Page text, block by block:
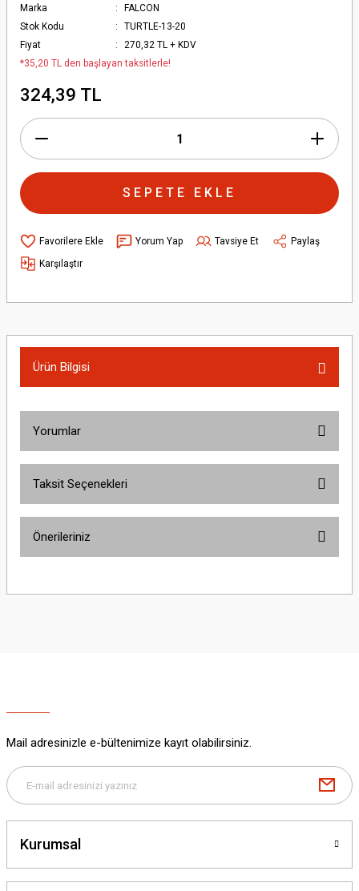
Marka
FALCON
Stok Kodu
TURTLE-13-20
Fiyat
270,32 TL + KDV
*35,20 TL den başlayan taksitlerle!
324,39 TL
SEPETE EKLE
Yorum Yap Tavsiye Et
Paylaş
Karşılaştır
Ürün Bilgisi
Yorumlar
Taksit Seçenekleri
Önerileriniz
yetersiz gördüğünüz noktaları öneri formunu kullanarak tarafımıza
Bu ürüne benzer farklı alternatifler olmalı.
Mail adresinizle e-bültenimize kayıt olabilirsiniz.
Kurumsal